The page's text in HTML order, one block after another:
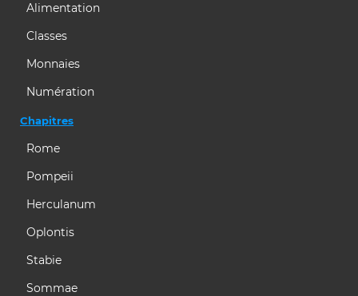
Alimentation
Classes
Monnaies
Numération
Chapitres
Rome
Pompeii
Herculanum
Oplontis
Stabie
Sommae